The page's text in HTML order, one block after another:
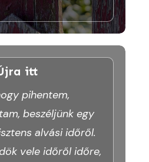
itt
pihentem,
beszéljünk egy
alvási időről.
vele időről időre,